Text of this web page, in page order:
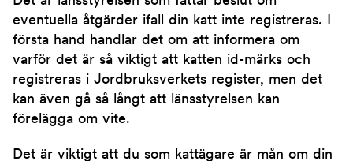
eventuella åtgärder ifall din katt inte registreras. I
första hand handlar det om att informera om
varför det är så viktigt att katten id-märks och
registreras i Jordbruksverkets register, men det
kan även gå så långt att länsstyrelsen kan
förelägga om vite.
Det är viktigt att du som kattägare är mån om din